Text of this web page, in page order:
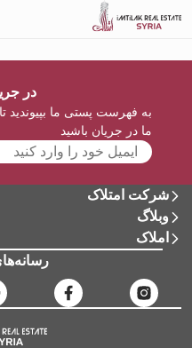
در
به فهرست پستی ما بپیوندید
ما در جریان باشید
شرکت امتلاک
وبلاگ
املاک